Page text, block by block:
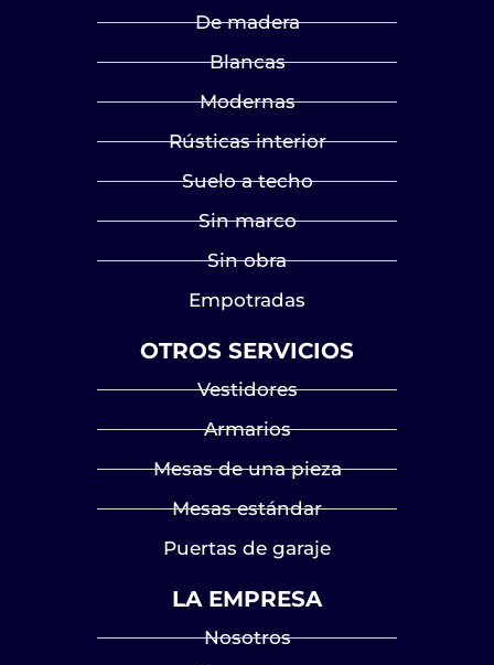
De madera
Blancas
Modernas
Rústicas interior
Suelo a techo
Sin marco
Sin obra
Empotradas
OTROS SERVICIOS
Vestidores
Armarios
Mesas de una pieza
Mesas estándar
Puertas de garaje
LA EMPRESA
Nosotros